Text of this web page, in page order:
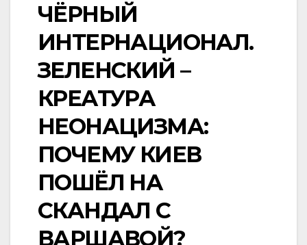
ЧЁРНЫЙ
ИНТЕРНАЦИОНАЛ.
ЗЕЛЕНСКИЙ –
КРЕАТУРА
НЕОНАЦИЗМА:
ПОЧЕМУ КИЕВ
ПОШЁЛ НА
СКАНДАЛ С
ВАРШАВОЙ?